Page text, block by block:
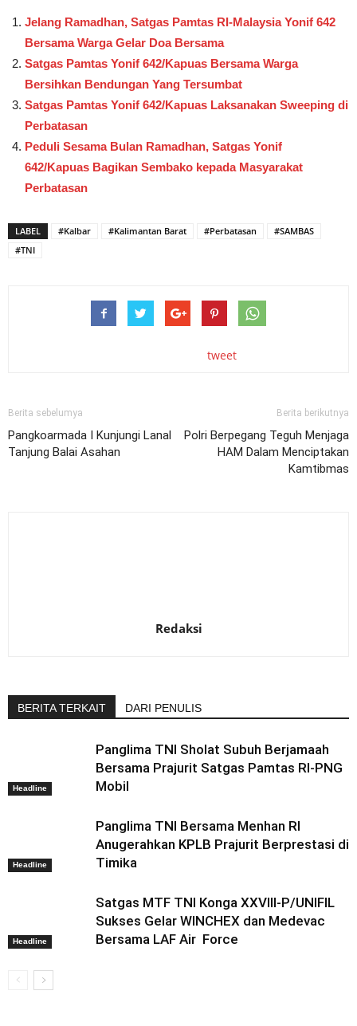
Jelang Ramadhan, Satgas Pamtas RI-Malaysia Yonif 642
Bersama Warga Gelar Doa Bersama
Satgas Pamtas Yonif 642/Kapuas Bersama Warga
Bersihkan Bendungan Yang Tersumbat
Satgas Pamtas Yonif 642/Kapuas Laksanakan Sweeping di
Perbatasan
Peduli Sesama Bulan Ramadhan, Satgas Yonif
642/Kapuas Bagikan Sembako kepada Masyarakat
Perbatasan
LABEL #Kalbar #Kalimantan Barat #Perbatasan
#SAMBAS
#TNI
tweet
Berita sebelumya
Pangkoarmada I Kunjungi Lanal
Tanjung Balai Asahan
Berita berikutnya
Polri Berpegang Teguh Menjaga
HAM Dalam Menciptakan
Kamtibmas
Redaksi
BERITA TERKAIT DARI PENULIS
Headline
Panglima TNI Sholat Subuh Berjamaah
Bersama Prajurit Satgas Pamtas RI-PNG
Mobil
Headline
Panglima TNI Bersama Menhan RI
Anugerahkan KPLB Prajurit Berprestasi di
Timika
Headline
Satgas MTF TNI Konga XXVIII-P/UNIFIL
Sukses Gelar WINCHEX dan Medevac
Bersama LAF Air Force